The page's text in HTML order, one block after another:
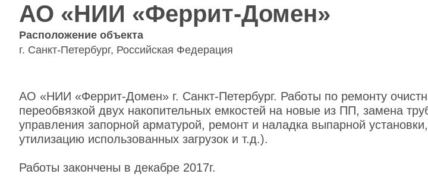
АО «НИИ «Феррит-Домен»
Расположение объекта
г. Санкт-Петербург, Российская Федерация
АО «НИИ «Феррит-Домен» г. Санкт-Петербург. Работы по ремонту
переобвязкой двух накопительных емкостей на новые из ПП, замена
управления запорной арматурой, ремонт и наладка выпарной
утилизацию использованных загрузок и т.д.).
Работы закончены в декабре 2017г.